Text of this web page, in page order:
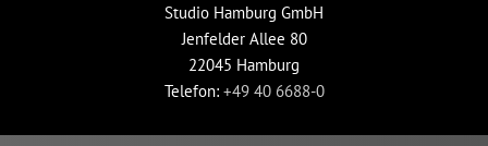
Studio Hamburg GmbH
Jenfelder Allee 80
22045 Hamburg
Telefon: +49 40 6688-0